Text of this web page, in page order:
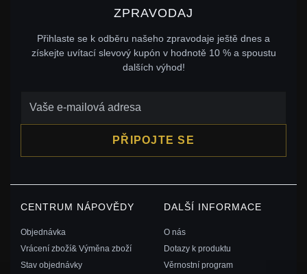
ZPRAVODAJ
Přihlaste se k odběru našeho zpravodaje ještě dnes a
získejte uvítací slevový kupón v hodnotě 10 % a spoustu
dalších výhod!
PŘIPOJTE SE
CENTRUM NÁPOVĚDY
Objednávka
Vrácení zboží& Výměna zboží
Stav objednávky
DALŠÍ INFORMACE
O nás
Dotazy k produktu
Věrnostní program